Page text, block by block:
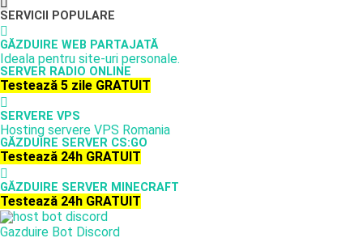
SERVICII POPULARE
GĂZDUIRE WEB PARTAJATĂ
Ideala pentru site-uri personale.
SERVER RADIO ONLINE
Testează 5 zile GRATUIT
SERVERE VPS
Hosting servere VPS Romania
GĂZDUIRE SERVER CS:GO
Testează 24h GRATUIT
GĂZDUIRE SERVER MINECRAFT
Testează 24h GRATUIT
Gazduire Bot Discord